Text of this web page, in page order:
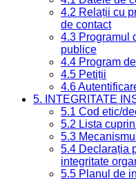
4.2 Relații cu
de contact
4.3 Programul
publice
4.4 Program
4.5 Petiții
4.6
5. INTEGRITATE
5.1 Cod etic/
5.2 Lista
5.3
5.4 Declarația
integritate
5.5 Planul de